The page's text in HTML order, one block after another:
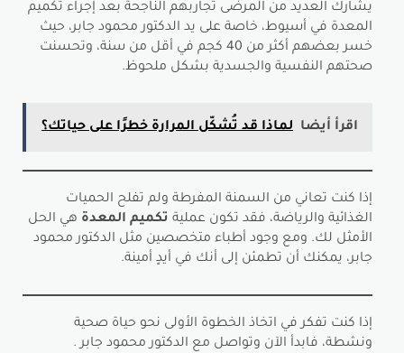
يشارك العديد من المرضى تجاربهم الناجحة بعد إجراء تكميم
المعدة في أسيوط، خاصة على يد الدكتور محمود جابر، حيث
خسر بعضهم أكثر من 40 كجم في أقل من سنة، وتحسنت
صحتهم النفسية والجسدية بشكل ملحوظ.
اقرأ أيضا لماذا قد تُشكّل المرارة خطرًا على حياتك؟
إذا كنت تعاني من السمنة المفرطة ولم تفلح الحميات
الغذائية والرياضة، فقد تكون عملية تكميم المعدة هي الحل
الأمثل لك. ومع وجود أطباء متخصصين مثل الدكتور محمود
جابر، يمكنك أن تطمئن إلى أنك في أيدٍ أمينة.
إذا كنت تفكر في اتخاذ الخطوة الأولى نحو حياة صحية
ونشطة، فابدأ الآن وتواصل مع الدكتور محمود جابر .